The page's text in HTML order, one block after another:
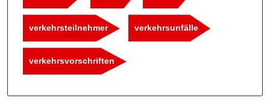
verkehrsteilnehmer verkehrsunfälle
verkehrsvorschriften